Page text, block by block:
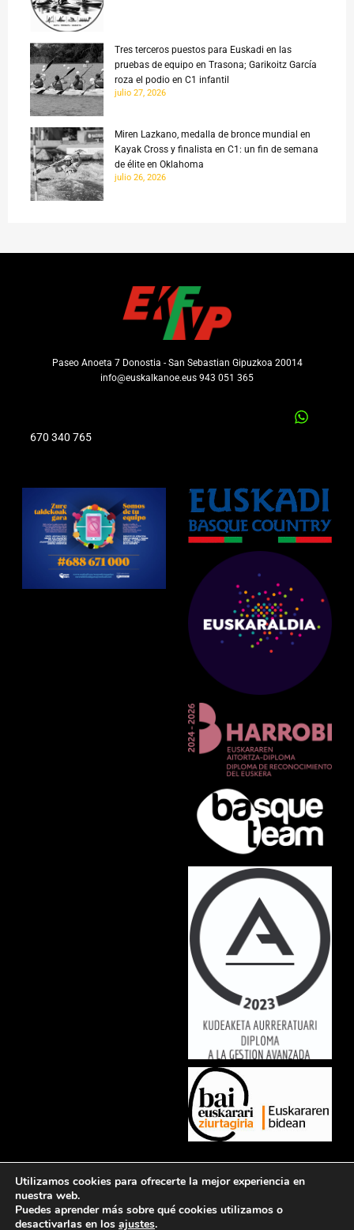
Tres terceros puestos para Euskadi en las
pruebas de equipo en Trasona; Garikoitz García
roza el podio en C1 infantil
julio 27, 2026
Miren Lazkano, medalla de bronce mundial en
Kayak Cross y finalista en C1: un fin de semana
de élite en Oklahoma
julio 26, 2026
Paseo Anoeta 7 Donostia - San Sebastian Gipuzkoa 20014
info@euskalkanoe.eus 943 051 365
670 340 765
luctus nec ullamcorper mattis, pulvinar dapibus leo.
Utilizamos cookies para ofrecerte la mejor experiencia en
nuestra web.
Puedes aprender más sobre qué cookies utilizamos o
desactivarlas en los ajustes.